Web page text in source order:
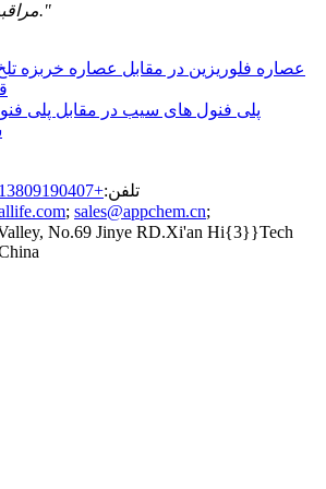
مراقبت از پوست: یک مرور."
عصاره فلوریزین در مقابل عصاره خربزه
پلی فنول های سیب در مقابل پلی
تلفن:+8613809190407; +86-29-88346301
; sales@appchem.cn;
No.69 Jinye RD.Xi'an Hi{3}}Tech